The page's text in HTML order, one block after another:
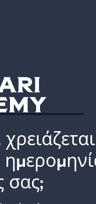
σας;